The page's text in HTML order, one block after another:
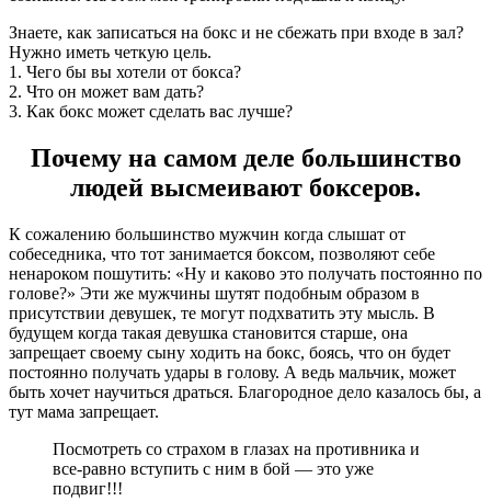
Знаете, как записаться на бокс и не сбежать при входе в зал?
Нужно иметь четкую цель.
1. Чего бы вы хотели от бокса?
2. Что он может вам дать?
3. Как бокс может сделать вас лучше?
Почему на самом деле большинство
людей высмеивают боксеров.
К сожалению большинство мужчин когда слышат от
собеседника, что тот занимается боксом, позволяют себе
ненароком пошутить: «Ну и каково это получать постоянно по
голове?» Эти же мужчины шутят подобным образом в
присутствии девушек, те могут подхватить эту мысль. В
будущем когда такая девушка становится старше, она
запрещает своему сыну ходить на бокс, боясь, что он будет
постоянно получать удары в голову. А ведь мальчик, может
быть хочет научиться драться. Благородное дело казалось бы, а
тут мама запрещает.
Посмотреть со страхом в глазах на противника и
все-равно вступить с ним в бой — это уже
подвиг!!!